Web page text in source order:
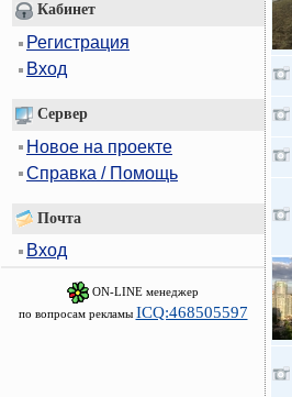
Кабинет
Регистрация
Вход
Сервер
Новое на проекте
Справка / Помощь
Почта
Вход
ON-LINE менеджер
по вопросам рекламы ICQ:468505597